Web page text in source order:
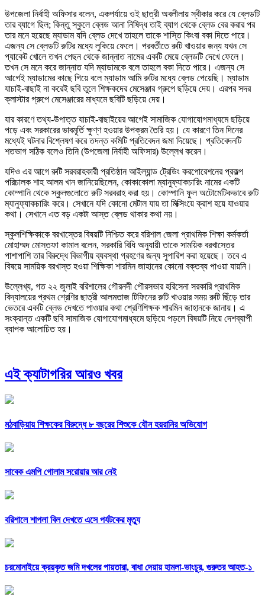
উপজেলা নির্বাহী অফিসার বলেন, একপর্যায়ে ওই ছাত্রী অবলীলায় স্বীকার করে যে ব্লেডটি
তার ব্যাগে ছিল; কিন্তু স্কুলে ব্লেড আনা নিষিদ্ধ তাই ব্যাগ থেকে ব্লেড বের করার পর
তার মনে হয়েছে ম্যাডাম যদি ব্লেড দেখে তাহলে তাকে শাস্তি কিংবা বকা দিতে পারে।
এজন্য সে ব্লেডটি রুটির মধ্যে লুকিয়ে ফেলে। পরবর্তীতে রুটি খাওয়ার জন্য যখন সে
প্যাকেট খোলে তখন পেছন থেকে জান্নাত নামের একটি মেয়ে ব্লেডটি দেখে ফেলে।
তখন সে মনে করে জান্নাত যদি ম্যাডামকে বলে তাহলে বকা দিতে পারে। এজন্য সে
আগেই ম্যাডামের কাছে গিয়ে বলে ম্যাডাম আমি রুটির মধ্যে ব্লেড পেয়েছি। ম্যাডাম
যাচাই-বাছাই না করেই ছবি তুলে শিক্ষকদের মেসেঞ্জার গ্রুপে ছড়িয়ে দেয়। এরপর সদর
ক্লাস্টার গ্রুপে মেসেঞ্জারের মাধ্যমে ছবিটি ছড়িয়ে দেয়।
যার কারণে তথ্য-উপাত্ত যাচাই-বাছাইয়ের আগেই সামাজিক যোগাযোগমাধ্যমে ছড়িয়ে
পড়ে এবং সরকারের ভাবমূর্তি ক্ষুণ্ণ হওয়ার উপক্রম তৈরি হয়। যে কারণে তিন দিনের
মধ্যেই ঘটনার বিশ্লেষণ করে তদন্ত কমিটি প্রতিবেদন জমা দিয়েছে। প্রতিবেদনটি
শতভাগ সঠিক বলেও তিনি (উপজেলা নির্বাহী অফিসার) উল্লেখ করেন।
যদিও এর আগে রুটি সরবরাহকারী প্রতিষ্ঠান আইল্যান্ড ট্রেডিং করপোরেশনের প্রকল্প
পরিচালক শাহ আলম খান জানিয়েছিলেন, কোকাকোলা ম্যানুফ্যাকচারিং নামের একটি
কোম্পানি থেকে স্কুলগুলোতে রুটি সরবরাহ করা হয়। কোম্পানি ফুল অটোমেটিকভাবে রুটি
ম্যানুফ্যাকচারিং করে। সেখানে যদি কোনো মেটাল যায় তা মিক্সিংয়ে ক্রাশ হয়ে যাওয়ার
কথা। সেখানে এত বড় একটা আস্ত ব্লেড থাকার কথা নয়।
স্কুলশিক্ষিকাকে বরখাস্তের বিষয়টি নিশ্চিত করে বরিশাল জেলা প্রাথমিক শিক্ষা কর্মকর্তা
মোহাম্মদ মোস্তফা কামাল বলেন, সরকারি বিধি অনুযায়ী তাকে সাময়িক বরখাস্তের
পাশাপাশি তার বিরুদ্ধে বিভাগীয় ব্যবস্থা গ্রহণের জন্য সুপারিশ করা হয়েছে। তবে এ
বিষয়ে সাময়িক বরখাস্ত হওয়া শিক্ষিকা শারমিন জাহানের কোনো বক্তব্য পাওয়া যায়নি।
উল্লেখ্য, গত ২২ জুলাই বরিশালের গৌরনদী পৌরসভার হরিসেনা সরকারি প্রাথমিক
বিদ্যালয়ের প্রথম শ্রেণির ছাত্রী আলমতাজ টিফিনের রুটি খাওয়ার সময় রুটি ছিঁড়ে তার
ভেতরে একটি ব্লেড দেখতে পাওয়ার কথা শ্রেণিশিক্ষক শারমিন জাহানকে জানায়। এ
সংক্রান্ত একটি ছবি সামাজিক যোগাযোগমাধ্যমে ছড়িয়ে পড়লে বিষয়টি নিয়ে দেশব্যাপী
ব্যাপক আলোচিত হয়।
এই ক্যাটাগরির আরও খবর
মঠবাড়িয়ায় শিক্ষকের বিরুদ্ধে ৮ বছরের শিশুকে যৌন হয়রানির অভিযোগ
সাবেক এমপি গোলাম সরোয়ার আর নেই
বরিশালে শাপলা বিল দেখতে এসে পর্যটকের মৃত্যু
চরমোনাইয়ে ক্রয়কৃত জমি দখলের পায়তারা, বাধা দেয়ায় হামলা-ভাংচুর, গুরুতর আহত-১